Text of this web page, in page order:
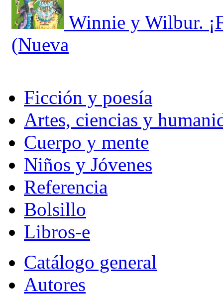
Winnie y Wilbur.
(Nueva
Ficción y poesía
Artes, ciencias y
Cuerpo y mente
Niños y Jóvenes
Referencia
Bolsillo
Libros-e
Catálogo general
Autores